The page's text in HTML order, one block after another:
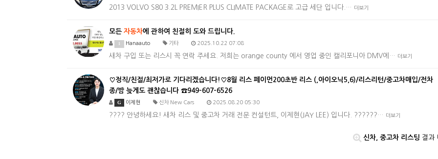
2013 VOLVO S80 3.2L PREMIER PLUS CLIMATE PACKAGE로 고급 세단 입니다.… 더보기
모든 자동차에 관하여 친절히 도와 드립니다.
Hanaauto 기타 2025.10.22 07:08
새차 구입 또는 리스시 꼭 연락 주세요. 저희는 orange county 에서 영업 중인 캘리포니아 DMV에… 더보기
♡정직/친절/최저가로 기다리겠습니다!♡8월 리스 페이먼200초반 리스 (,아이오닉5,6)/리스리턴/중고차매입/전차
종/밤 늦게도 괜찮습니다 ☎949-607-6526
G 이제현 신차 New Cars 2025.08.20 05:30
???? 안녕하세요! 새차 리스 및 중고차 거래 전문 컨설턴트, 이제현(JAY LEE) 입니다. ??????… 더보기
신차, 중고차 리스팅 결과